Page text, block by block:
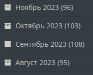
Ноябрь 2023 (96)
Октябрь 2023 (103)
Сентябрь 2023 (108)
Август 2023 (95)